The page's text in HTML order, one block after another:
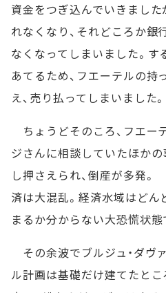
資金をつぎ込んでいきました
れなくなり、それどころか銀
なくなってしまいました。す
あてるため、フエーテルの持
え、売り払ってしまいました。
ちょうどそのころ、フエー
ジさんに相談していたほか
し押さえられ、倒産が多発
済は大混乱。経済水域はどん
まるか分からない大恐慌状態
その余波でブルジュ・ダヴ
ル計画は基礎だけ建てたと